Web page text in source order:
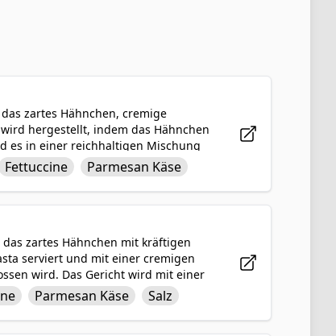
zartes Hähnchen, cremige
hergestellt, indem das Hähnchen
es in einer reichhaltigen Mischung
der Soße und nehmen die Aromen
mit einer großzügigen Portion
geschmackvolle Mahlzeit zu
Fettuccine
Parmesan Käse
zartes Hähnchen mit kräftigen
serviert und mit einer cremigen
wird. Das Gericht wird mit einer
Wärme und Geschmackstiefe
Gericht eine tröstliche und
Parmesan Käse
Salz